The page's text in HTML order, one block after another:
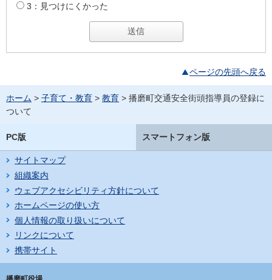
3：見つけにくかった
ページの先頭へ戻る
ホーム > 子育て・教育 > 教育 > 播磨町交通安全街頭指導員の登録に
ついて
PC版 スマートフォン版
サイトマップ
組織案内
ウェブアクセシビリティ方針について
ホームページの使い方
個人情報の取り扱いについて
リンクについて
携帯サイト